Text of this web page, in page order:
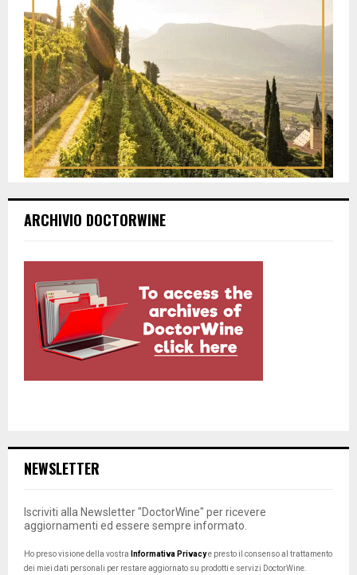
ARCHIVIO DOCTORWINE
NEWSLETTER
Iscriviti alla Newsletter "DoctorWine" per ricevere
aggiornamenti ed essere sempre informato.
Ho preso visione della vostra Informativa Privacye presto il consenso al trattamento
dei miei dati personali per restare aggiornato su prodotti e servizi DoctorWine.